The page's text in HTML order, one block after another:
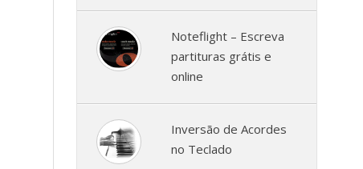
Noteflight – Escreva
partituras grátis e
online
Inversão de Acordes
no Teclado